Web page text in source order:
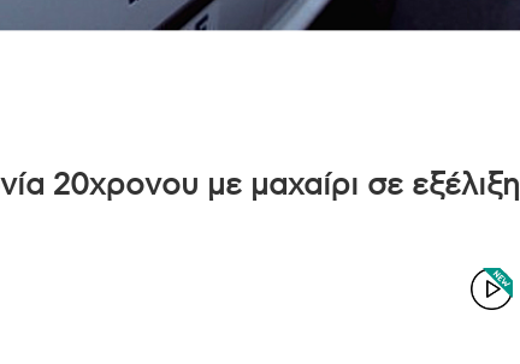
20χρονου με μαχαίρι σε εξέλιξη